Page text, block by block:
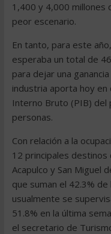
1,400 y 4,000 millones
peor escenario.
En tanto, para este
esperaba un total de
para dejar una
industria aporta hoy en
Interno Bruto (PIB) del
personas.
Con relación a la
12 principales destinos
Acapulco y San Miguel
que suman el 42.3%
usualmente se
51.8% en la última
el secretario de